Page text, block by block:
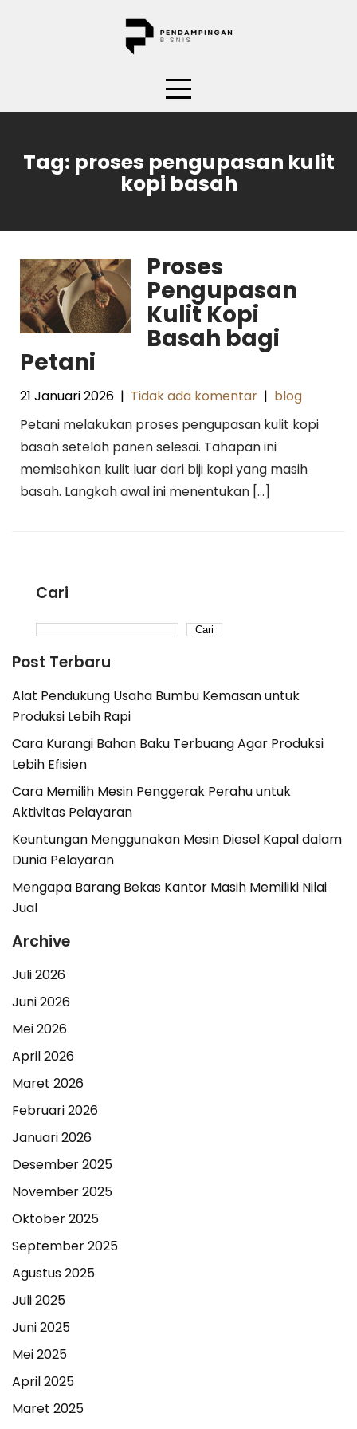
Tag: proses pengupasan kulit
kopi basah
Proses
Pengupasan
Kulit Kopi
Basah bagi
Petani
21 Januari 2026 | Tidak ada komentar | blog
Petani melakukan proses pengupasan kulit kopi
basah setelah panen selesai. Tahapan ini
memisahkan kulit luar dari biji kopi yang masih
basah. Langkah awal ini menentukan […]
Cari
Cari
Post Terbaru
Alat Pendukung Usaha Bumbu Kemasan untuk
Produksi Lebih Rapi
Cara Kurangi Bahan Baku Terbuang Agar Produksi
Lebih Efisien
Cara Memilih Mesin Penggerak Perahu untuk
Aktivitas Pelayaran
Keuntungan Menggunakan Mesin Diesel Kapal dalam
Dunia Pelayaran
Mengapa Barang Bekas Kantor Masih Memiliki Nilai
Jual
Archive
Juli 2026
Juni 2026
Mei 2026
April 2026
Maret 2026
Februari 2026
Januari 2026
Desember 2025
November 2025
Oktober 2025
September 2025
Agustus 2025
Juli 2025
Juni 2025
Mei 2025
April 2025
Maret 2025